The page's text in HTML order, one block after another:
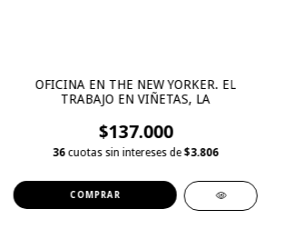
OFICINA EN THE NEW YORKER. EL
TRABAJO EN VIÑETAS, LA
$137.000
36 cuotas sin intereses de$3.806